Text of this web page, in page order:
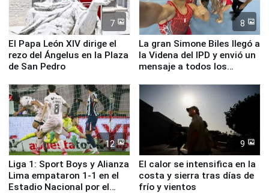
7
El Papa León XIV dirige el
rezo del Ángelus en la Plaza
de San Pedro
8
La gran Simone Biles llegó a
la Videna del IPD y envió un
mensaje a todos los
12
Liga 1: Sport Boys y Alianza
Lima empataron 1-1 en el
Estadio Nacional por el
9
El calor se intensifica en la
costa y sierra tras días de
frío y vientos